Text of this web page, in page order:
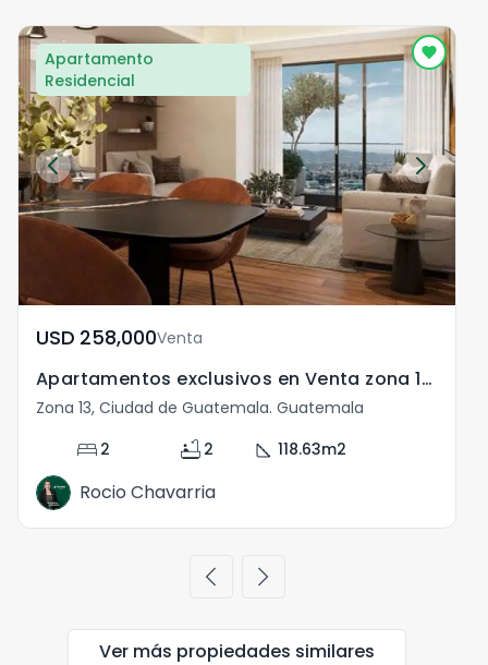
Apartamento
Residencial
USD	258,000Venta
Apartamentos exclusivos en Venta zona 13 Americas
Zona 13, Ciudad de Guatemala. Guatemala
bed 2 bathtub 2 square_foot 118.63m2
Rocio Chavarria
chevron_left chevron_right
Ver más propiedades similares